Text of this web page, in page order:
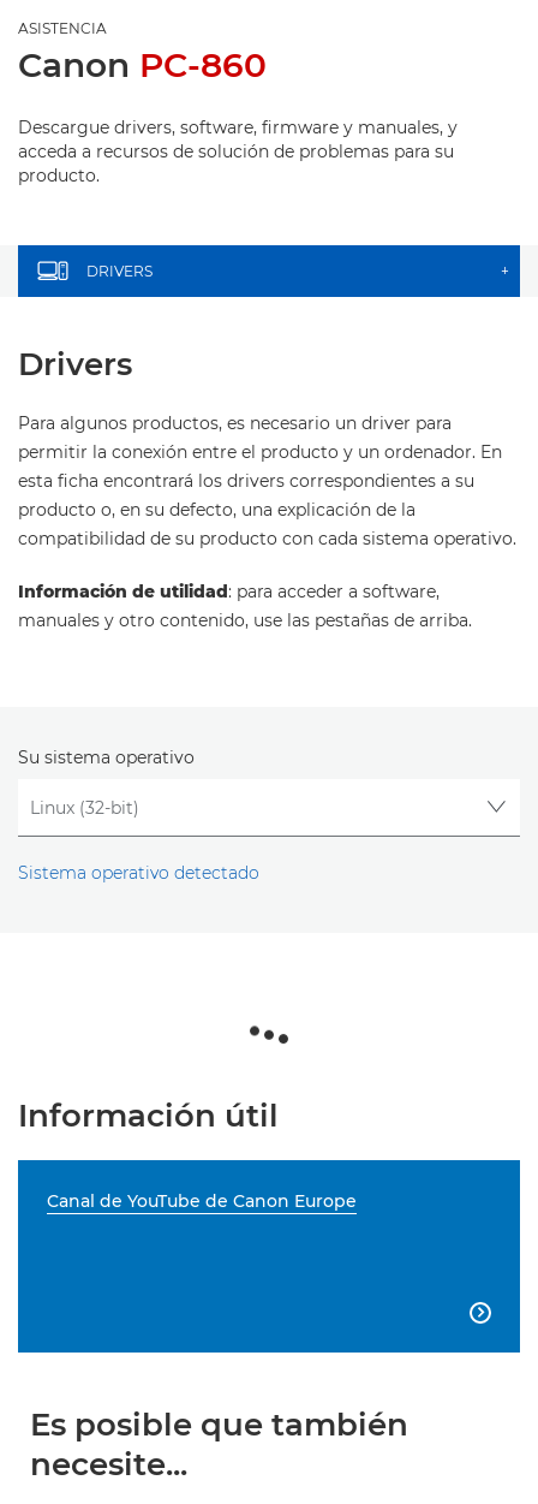
ASISTENCIA
Canon PC-860
Descargue drivers, software, firmware y manuales, y
acceda a recursos de solución de problemas para su
producto.
DRIVERS +
Drivers
Para algunos productos, es necesario un driver para
permitir la conexión entre el producto y un ordenador. En
esta ficha encontrará los drivers correspondientes a su
producto o, en su defecto, una explicación de la
compatibilidad de su producto con cada sistema operativo.
Información de utilidad: para acceder a software,
manuales y otro contenido, use las pestañas de arriba.
Su sistema operativo
Sistema operativo detectado
Información útil
Canal de YouTube de Canon Europe

Es posible que también
necesite...